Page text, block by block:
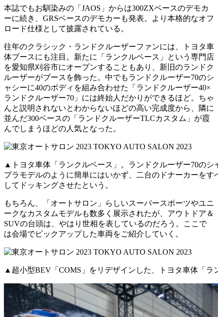
本誌でもお馴染みの「JAOS」からは300ZXベースのデモカ
ーに続き、GRSベースのデモカーも発表。より本格的なオフ
ロード仕様として披露されている。
往年のクラシック・ランドクルーザーファンには、トヨタ車
体ブースにも注目。新たに「ランクルベース」という専門店
を愛知県刈谷市にオープンすることもあり、新旧のランドク
ルーザーがブースを飾った。中でもランドクルーザー70のシ
ャシーに40のボディを組み合わせた「ランドクルーザー40×
ランドクルーザー70」には終始人だかりができるほど。ちゃ
んと説明されないとわからないほどの高い完成度から、隣に
並んだ300ベースの「ランドクルーザーTLCカスタム」が霞
んでしまうほどの人気となった。
▲トヨタ車体「ランクルベース」。ランドクルーザー70の
プラモデルのように簡単にはいかず、二台のドナーカーを
してドッキングさせたという。
もちろん、「オートサロン」らしいスーパースポーツやユニ
ークなカスタムモデルも数多く展示されたが、アウトドア＆
SUVの台頭は、やはり世相を表しているのだろう。ここで
は会場でピックアップした車両をご紹介していく。
▲超小型BEV「COMS」をリデザインした、トヨタ車体「ラ